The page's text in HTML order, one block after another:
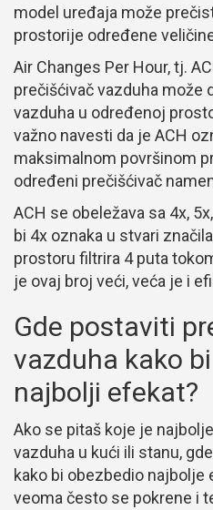
model uređaja može
prostorije određene
Air Changes Per Hour, tj.
prečišćivač vazduha može
vazduha u određenoj
važno navesti da je ACH
maksimalnom površinom
određeni prečišćivač
ACH se obeležava sa 4x,
bi 4x oznaka u stvari
prostoru filtrira 4 puta
je ovaj broj veći, veća je i
Gde postaviti
vazduha kako
najbolji efekat?
Ako se pitaš koje je
vazduha u kući ili stanu,
kako bi obezbedio najbolje
veoma često se pokrene i